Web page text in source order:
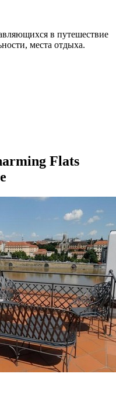
в путешествие
места отдыха.
Flats